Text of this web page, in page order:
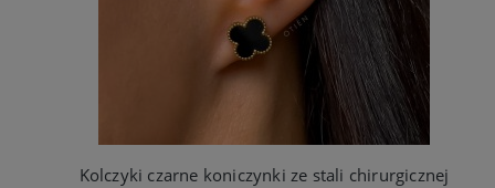
Kolczyki czarne koniczynki ze stali chirurgicznej